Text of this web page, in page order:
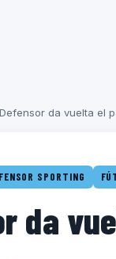
Defensor da vuelta el
SPORTING
da